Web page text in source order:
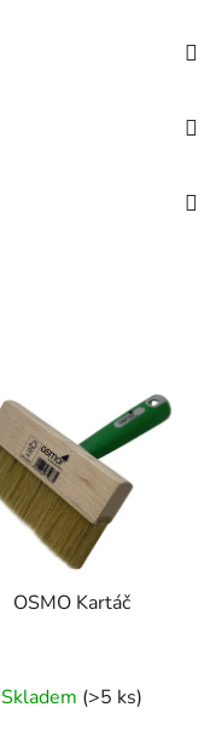
OSMO Kartáč
Skladem (>5 ks)